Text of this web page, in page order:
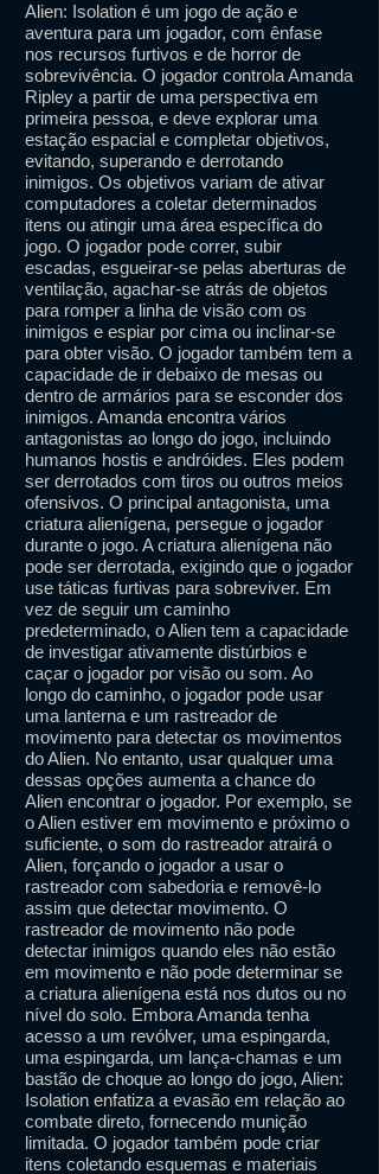
Alien: Isolation é um jogo de ação e
aventura para um jogador, com ênfase
nos recursos furtivos e de horror de
sobrevivência. O jogador controla Amanda
Ripley a partir de uma perspectiva em
primeira pessoa, e deve explorar uma
estação espacial e completar objetivos,
evitando, superando e derrotando
inimigos. Os objetivos variam de ativar
computadores a coletar determinados
itens ou atingir uma área específica do
jogo. O jogador pode correr, subir
escadas, esgueirar-se pelas aberturas de
ventilação, agachar-se atrás de objetos
para romper a linha de visão com os
inimigos e espiar por cima ou inclinar-se
para obter visão. O jogador também tem a
capacidade de ir debaixo de mesas ou
dentro de armários para se esconder dos
inimigos. Amanda encontra vários
antagonistas ao longo do jogo, incluindo
humanos hostis e andróides. Eles podem
ser derrotados com tiros ou outros meios
ofensivos. O principal antagonista, uma
criatura alienígena, persegue o jogador
durante o jogo. A criatura alienígena não
pode ser derrotada, exigindo que o jogador
use táticas furtivas para sobreviver. Em
vez de seguir um caminho
predeterminado, o Alien tem a capacidade
de investigar ativamente distúrbios e
caçar o jogador por visão ou som. Ao
longo do caminho, o jogador pode usar
uma lanterna e um rastreador de
movimento para detectar os movimentos
do Alien. No entanto, usar qualquer uma
dessas opções aumenta a chance do
Alien encontrar o jogador. Por exemplo, se
o Alien estiver em movimento e próximo o
suficiente, o som do rastreador atrairá o
Alien, forçando o jogador a usar o
rastreador com sabedoria e removê-lo
assim que detectar movimento. O
rastreador de movimento não pode
detectar inimigos quando eles não estão
em movimento e não pode determinar se
a criatura alienígena está nos dutos ou no
nível do solo. Embora Amanda tenha
acesso a um revólver, uma espingarda,
uma espingarda, um lança-chamas e um
bastão de choque ao longo do jogo, Alien:
Isolation enfatiza a evasão em relação ao
combate direto, fornecendo munição
limitada. O jogador também pode criar
itens coletando esquemas e materiais